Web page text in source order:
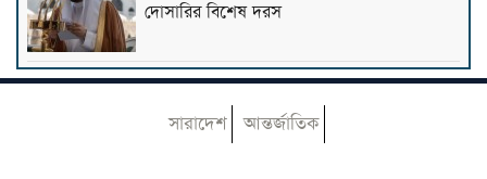
দোসারির বিশেষ দরস
সঠিক ধর্মীয় সচেতনতাই গড়ে তোলে আদর্শ
নেতৃত্ব: মিসরের গ্র্যান্ড মুফতি
সারাদেশ আন্তর্জাতিক